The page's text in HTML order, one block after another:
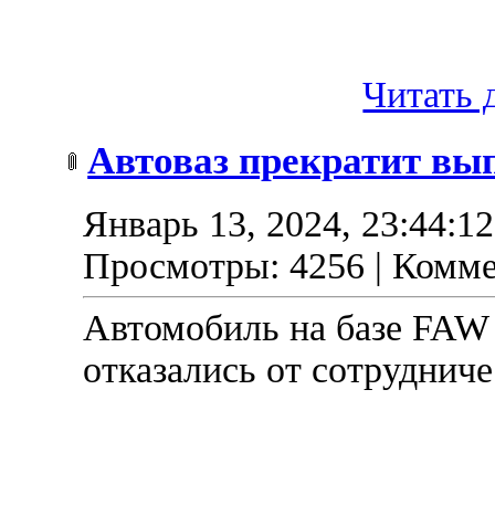
Читать
Автоваз прекратит
Январь 13, 2024,
Просмотры: 4256 |
Автомобиль на базе
отказались от